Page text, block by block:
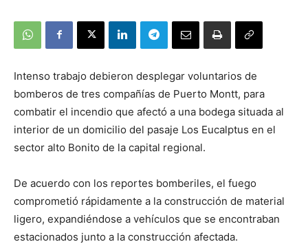
Intenso trabajo debieron desplegar voluntarios de
bomberos de tres compañías de Puerto Montt, para
combatir el incendio que afectó a una bodega situada al
interior de un domicilio del pasaje Los Eucalptus en el
sector alto Bonito de la capital regional.
De acuerdo con los reportes bomberiles, el fuego
comprometió rápidamente a la construcción de material
ligero, expandiéndose a vehículos que se encontraban
estacionados junto a la construcción afectada.